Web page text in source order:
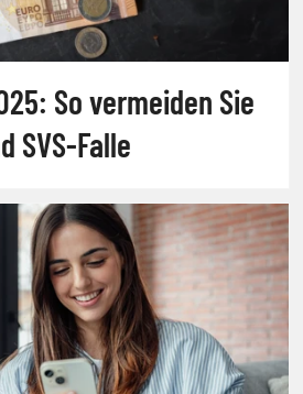
So vermeiden Sie
SVS-Falle